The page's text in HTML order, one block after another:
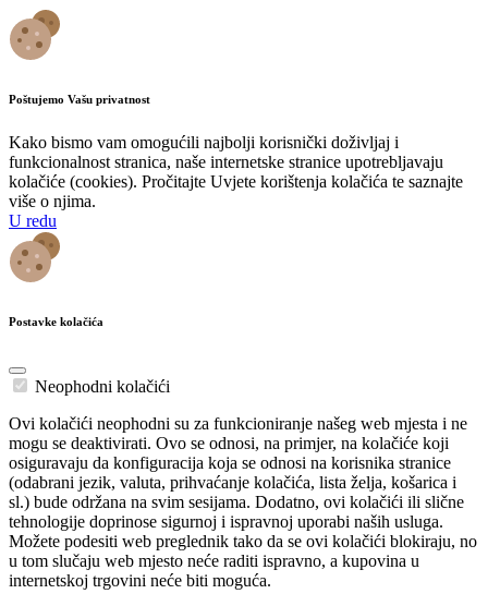
Poštujemo Vašu privatnost
Kako bismo vam omogućili najbolji korisnički doživljaj i
funkcionalnost stranica, naše internetske stranice upotrebljavaju
kolačiće (cookies). Pročitajte Uvjete korištenja kolačića te saznajte
više o njima.
U redu
Postavke kolačića
Neophodni kolačići
Ovi kolačići neophodni su za funkcioniranje našeg web mjesta i ne
mogu se deaktivirati. Ovo se odnosi, na primjer, na kolačiće koji
osiguravaju da konfiguracija koja se odnosi na korisnika stranice
(odabrani jezik, valuta, prihvaćanje kolačića, lista želja, košarica i
sl.) bude održana na svim sesijama. Dodatno, ovi kolačići ili slične
tehnologije doprinose sigurnoj i ispravnoj uporabi naših usluga.
Možete podesiti web preglednik tako da se ovi kolačići blokiraju, no
u tom slučaju web mjesto neće raditi ispravno, a kupovina u
internetskoj trgovini neće biti moguća.